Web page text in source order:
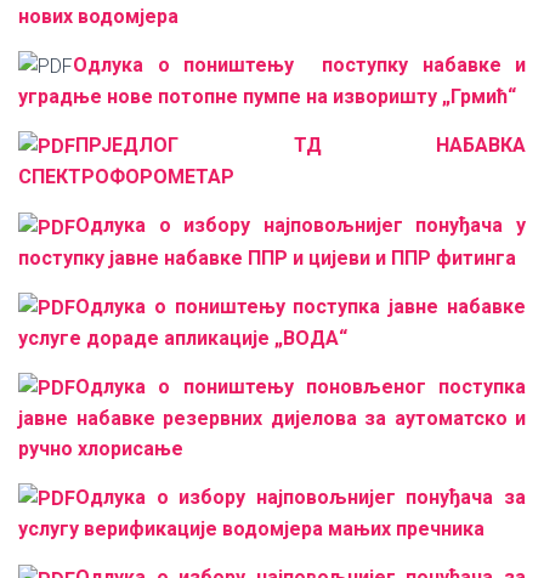
нових водомјера
Одлука о поништењу поступку набавке и
уградње нове потопне пумпе на изворишту „Грмић“
ПРЈЕДЛОГ ТД НАБАВКА
СПЕКТРОФОРОМЕТАР
Одлука о избору најповољнијег понуђача у
поступку јавне набавке ППР и цијеви и ППР фитинга
Одлука о поништењу поступка јавне набавке
услуге дораде апликације „ВОДА“
Одлука о поништењу поновљеног поступка
јавне набавке резервних дијелова за аутоматско и
ручно хлорисање
Одлука о избору најповољнијег понуђача за
услугу верификације водомјера мањих пречника